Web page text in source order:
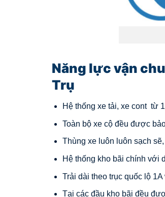
Năng lực vận
Trụ
Hệ thống xe tải, xe cont từ
Toàn bộ xe cộ đều được
Thùng xe luôn luôn sạch
Hệ thống kho bãi chính với
Trải dài theo trục quốc lộ
Tại các đầu kho bãi đều